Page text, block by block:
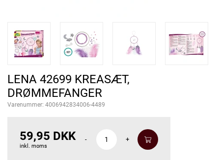
LENA 42699 KREASÆT,
DRØMMEFANGER
Varenummer: 4006942834006-4489
59,95 DKK
inkl. moms
- +